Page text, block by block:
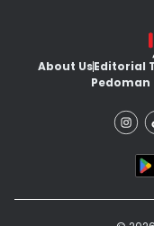
About UsEditorial
Pedoman